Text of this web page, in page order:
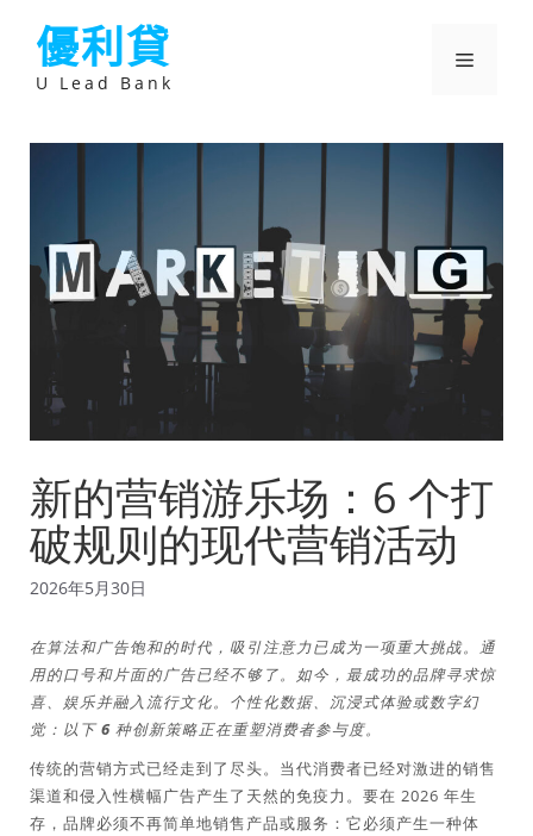
優利貸
U Lead Bank
選
新的营销游乐场：6 个打
破规则的现代营销活动
2026年5月30日
在算法和广告饱和的时代，吸引注意力已成为一项重大挑战。通
用的口号和片面的广告已经不够了。如今，最成功的品牌寻求惊
喜、娱乐并融入流行文化。个性化数据、沉浸式体验或数字幻
觉：以下 6 种创新策略正在重塑消费者参与度。
传统的营销方式已经走到了尽头。当代消费者已经对激进的销售
渠道和侵入性横幅广告产生了天然的免疫力。要在 2026 年生
存，品牌必须不再简单地销售产品或服务：它必须产生一种体